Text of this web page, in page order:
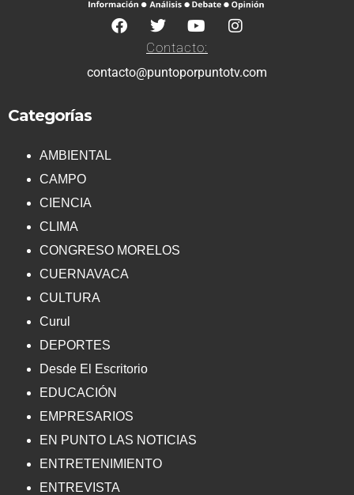
Contacto:
contacto@puntoporpuntotv.com
Categorías
AMBIENTAL
CAMPO
CIENCIA
CLIMA
CONGRESO MORELOS
CUERNAVACA
CULTURA
Curul
DEPORTES
Desde El Escritorio
EDUCACIÓN
EMPRESARIOS
EN PUNTO LAS NOTICIAS
ENTRETENIMIENTO
ENTREVISTA